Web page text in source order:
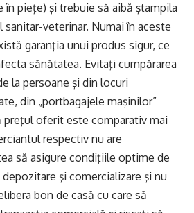
în pieţe) şi trebuie să aibă ştampila
sanitar-veterinar. Numai în aceste
garanţia unui produs sigur, ce
sănătatea. Evitaţi cumpărarea
la persoane şi din locuri
din „portbagajele maşinilor”
preţul oferit este comparativ mai
respectiv nu are
să asigure condiţiile optime de
şi comercializare şi nu
bon de casă cu care să